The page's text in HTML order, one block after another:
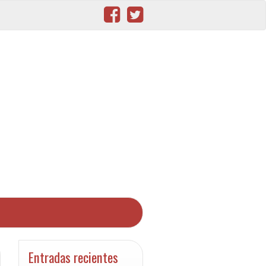
Entradas recientes